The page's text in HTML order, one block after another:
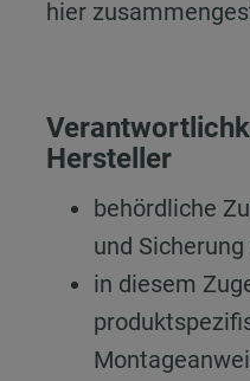
hier
Hersteller
behördliche
und
in diesem